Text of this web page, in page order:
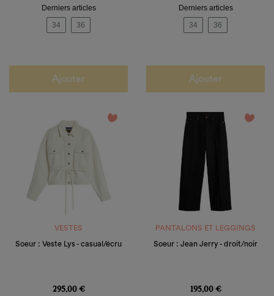
Derniers articles
34
36
Ajouter
Derniers articles
34
36
Ajouter
favorite_border
VESTES
Soeur : Veste Lys - casual/écru
295,00 €
favorite_border
PANTALONS ET LEGGINGS
Soeur : Jean Jerry - droit/noir
195,00 €